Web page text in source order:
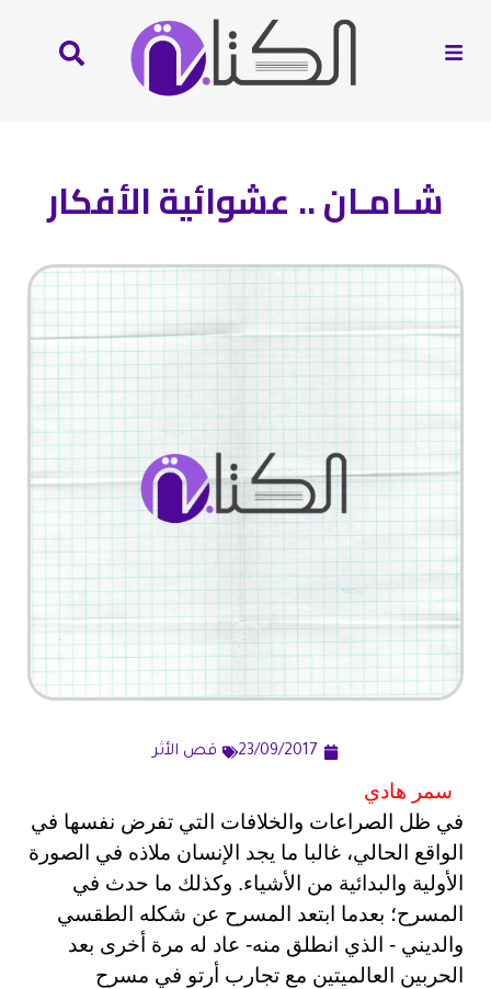
شـامـان .. عشوائية الأفكار
23/09/2017 قص الأثر
سمر هادي
في ظل الصراعات والخلافات التي تفرض نفسها في
الواقع الحالي، غالبا ما يجد الإنسان ملاذه في الصورة
الأولية والبدائية من الأشياء. وكذلك ما حدث في
المسرح؛ بعدما ابتعد المسرح عن شكله الطقسي
والديني - الذي انطلق منه- عاد له مرة أخرى بعد
الحربين العالميتين مع تجارب أرتو في مسرح